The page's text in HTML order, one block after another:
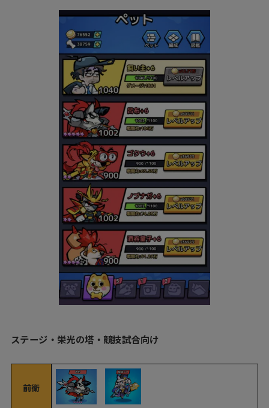
ステージ・栄光の塔・競技試合向け
前衛